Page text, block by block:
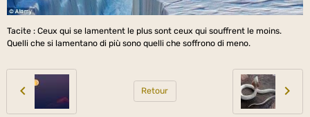
Tacite : Ceux qui se lamentent le plus sont ceux qui souffrent le moins.
Quelli che si lamentano di più sono quelli che soffrono di meno.
Retour